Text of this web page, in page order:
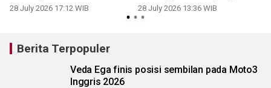
28 July 2026 17:12 WIB 28 July 2026 13:36 WIB
Berita Terpopuler
Veda Ega finis posisi sembilan pada Moto3
Inggris 2026